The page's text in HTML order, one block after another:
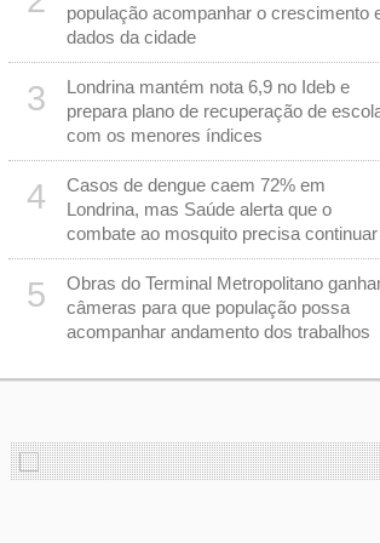
população acompanhar o crescimento
dados da cidade
3
Londrina mantém nota 6,9 no Ideb e
prepara plano de recuperação de
com os menores índices
4
Casos de dengue caem 72% em
Londrina, mas Saúde alerta que o
combate ao mosquito precisa continuar
5
Obras do Terminal Metropolitano
câmeras para que população possa
acompanhar andamento dos trabalhos